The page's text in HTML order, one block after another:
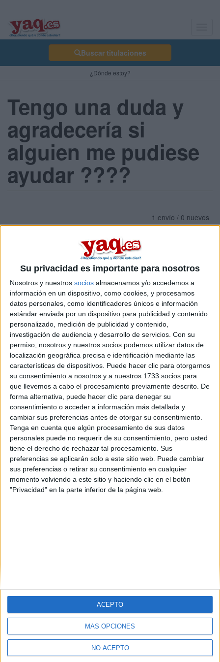
Su privacidad es importante para nosotros
Nosotros y nuestros socios almacenamos y/o accedemos a
información en un dispositivo, como cookies, y procesamos
datos personales, como identificadores únicos e información
estándar enviada por un dispositivo para publicidad y contenido
personalizado, medición de publicidad y contenido,
investigación de audiencia y desarrollo de servicios. Con su
permiso, nosotros y nuestros socios podemos utilizar datos de
localización geográfica precisa e identificación mediante las
características de dispositivos. Puede hacer clic para otorgarnos
su consentimiento a nosotros y a nuestros 1733 socios para
que llevemos a cabo el procesamiento previamente descrito. De
forma alternativa, puede hacer clic para denegar su
consentimiento o acceder a información más detallada y
cambiar sus preferencias antes de otorgar su consentimiento.
Tenga en cuenta que algún procesamiento de sus datos
personales puede no requerir de su consentimiento, pero usted
tiene el derecho de rechazar tal procesamiento. Sus
preferencias se aplicarán solo a este sitio web. Puede cambiar
sus preferencias o retirar su consentimiento en cualquier
momento volviendo a este sitio y haciendo clic en el botón
"Privacidad" en la parte inferior de la página web.
MÁS OPCIONES
NO ACEPTO
ACEPTO
Buscar titulaciones
¿Dónde estoy?
Tengo una duda y
agradecería si
alguien me pudiese
ayudar ????
1 envío / 0 nuevos
Inicia sesiónoregístratepara enviar comentarios
Desconectado
Soy extranjera y en el Instituto me han inscrito con el
pasaporte para realizar selectividad, mi duda es que si luego
podré usar el NIE (que ya lo tengo) para inscribirme en la
universidad o tendré que seguir utilizando el pasaporte???
Etiquetas: Selectividad
Quiénes somos|Contactar|Anúnciate
Aviso legal|Politica de privacidad|Condiciones generales|Política
de cookies